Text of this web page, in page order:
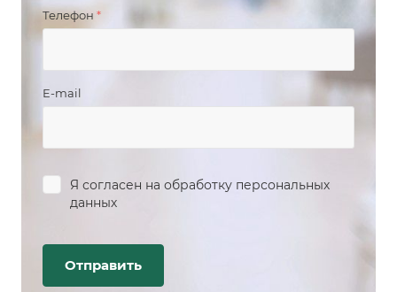
Телефон *
E-mail
Я согласен на обработку персональных
данных